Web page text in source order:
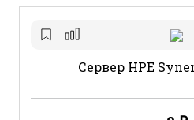
Сервер HPE